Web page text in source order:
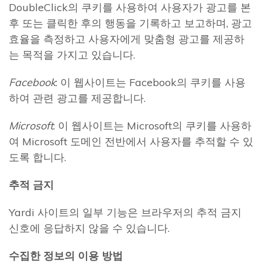
DoubleClick의 쿠키를 사용하여 사용자가 광고를 본
후 또는 클릭한 후의 행동을 기록하고 보고하며, 광고
효율을 측정하고 사용자에게 맞춤형 광고를 제공하
는 목적을 가지고 있습니다.
Facebook: 이 웹사이트는 Facebook의 쿠키를 사용
하여 관련 광고를 제공합니다.
Microsoft: 이 웹사이트는 Microsoft의 쿠키를 사용하
여 Microsoft 도메인 전반에서 사용자를 추적할 수 있
도록 합니다.
추적 금지
Yardi 사이트의 일부 기능은 브라우저의 추적 금지
신호에 응답하지 않을 수 있습니다.
수집한 정보의 이용 방법